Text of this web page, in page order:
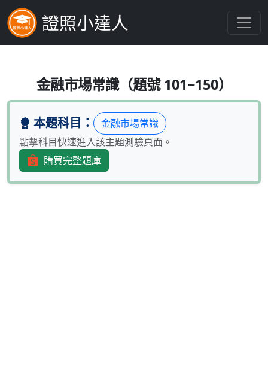
證照小達人
就投資管理而言，認為市場隨
金融市場常識（題號 101~150）
本題科目：
金融市場常識
點擊科目快速進入該主題測驗頁面。
購買完整題庫